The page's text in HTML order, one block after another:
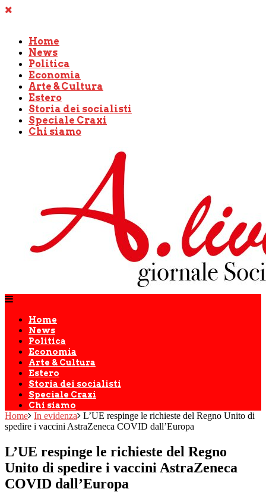
Home
News
Politica
Economia
Arte & Cultura
Estero
Storia dei socialisti
Speciale Craxi
Chi siamo
Home
News
Politica
Economia
Arte & Cultura
Estero
Storia dei socialisti
Speciale Craxi
Chi siamo
Home In evidenza
L’UE respinge le richieste del Regno Unito di
spedire i vaccini AstraZeneca COVID dall’Europa
L’UE respinge le richieste del Regno
Unito di spedire i vaccini AstraZeneca
COVID dall’Europa